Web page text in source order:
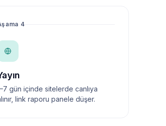
4
gün içinde sitelerde canlıya
link raporu panele düşer.